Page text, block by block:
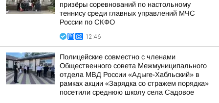
призёры соревнований по настольному
теннису среди главных управлений МЧС
России по СКФО
12:46
Полицейские совместно с членами
Общественного совета Межмуниципального
отдела МВД России «Адыге-Хабльский» в
рамках акции «Зарядка со стражем порядка»
посетили среднюю школу села Садовое